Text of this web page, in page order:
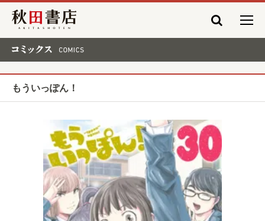
秋田書店
もういっぽん！